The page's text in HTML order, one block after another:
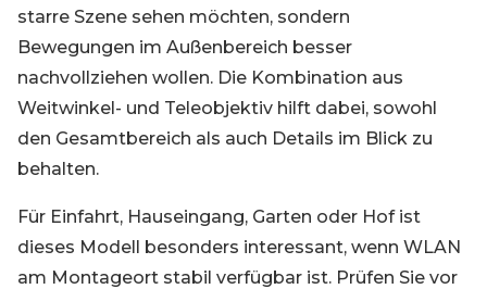
starre Szene sehen möchten, sondern
Bewegungen im Außenbereich besser
nachvollziehen wollen. Die Kombination aus
Weitwinkel- und Teleobjektiv hilft dabei, sowohl
den Gesamtbereich als auch Details im Blick zu
behalten.
Für Einfahrt, Hauseingang, Garten oder Hof ist
dieses Modell besonders interessant, wenn WLAN
am Montageort stabil verfügbar ist. Prüfen Sie vor